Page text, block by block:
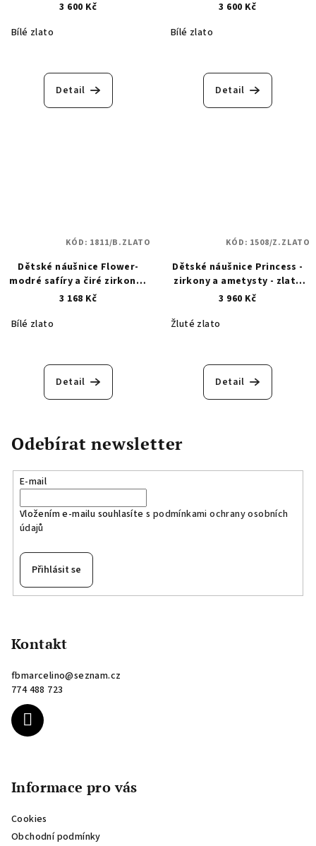
zlato 1788
3 600 Kč
Bílé zlato
Detail
bílé zlato 1607
3 600 Kč
Bílé zlato
Detail
Dětské náušnice Flower-
modré safíry a čiré zirkony -
bílé zlato 1811
3 168 Kč
Bílé zlato
Detail
KÓD: 1811/B.ZLATO
Dětské náušnice Princess -
zirkony a ametysty - zlaté
1508
3 960 Kč
Žluté zlato
Detail
KÓD: 1508/Z.ZLATO
Odebírat newsletter
E-mail
Vložením e-mailu souhlasíte s podmínkami ochrany osobních
údajů
Přihlásit se
Kontakt
fbmarcelino@seznam.cz
774 488 723
Informace pro vás
Cookies
Obchodní podmínky